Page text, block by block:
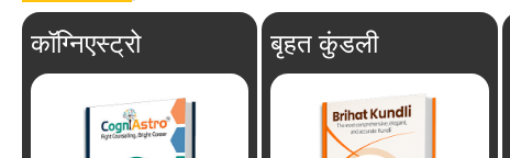
कॉग्निएस्ट्रो बृहत कुंडली